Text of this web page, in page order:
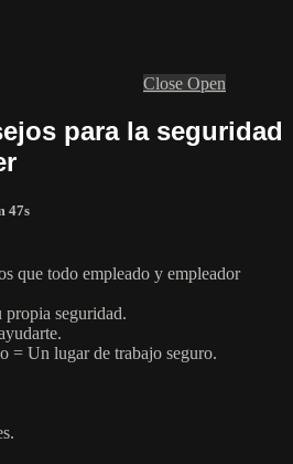
Close Open
para la seguridad
47s
que todo empleado y empleador
propia seguridad.
= Un lugar de trabajo seguro.